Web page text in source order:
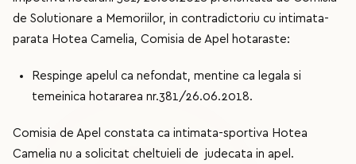
de Solutionare a Memoriilor, in contradictoriu cu intimata-
parata Hotea Camelia, Comisia de Apel hotaraste:
Respinge apelul ca nefondat, mentine ca legala si
temeinica hotararea nr.381/26.06.2018.
Comisia de Apel constata ca intimata-sportiva Hotea
Camelia nu a solicitat cheltuieli de judecata in apel.